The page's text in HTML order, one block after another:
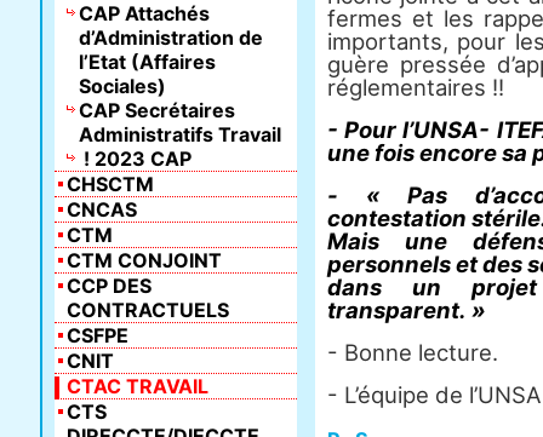
fermes et les
importants, pour
guère pressée
réglementaires !!
- Pour l’UNSA-
une fois encore sa
- « Pas
contestation
Mais une
personnels et des
dans un projet
transparent. »
- Bonne lecture.
- L’équipe de
CAP Attachés
d’Administration de
l’Etat (Affaires
Sociales)
CAP Secrétaires
Administratifs Travail
! 2023 CAP
CHSCTM
CNCAS
CTM
CTM CONJOINT
CCP DES
CONTRACTUELS
CSFPE
CNIT
CTAC TRAVAIL
CTS